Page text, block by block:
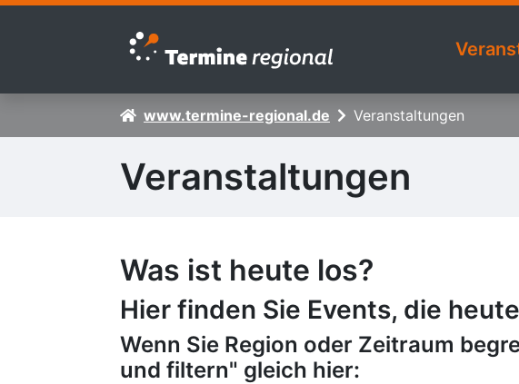
Zur Navigation springen
Zum Inhalt springen
www.termine-regional.de Veranstaltungen
Veranstaltungen
Was ist heute los?
Hier finden Sie Events, die
Wenn Sie Region oder Zeitraum
und filtern" gleich hier: